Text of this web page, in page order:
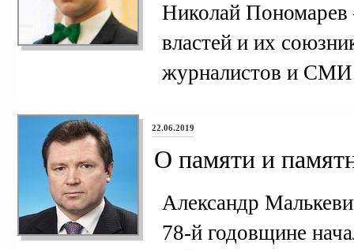
Николай Пономарев
властей и их
журналистов и
22.06.2019
О памяти и
Александр
78-й годовщине